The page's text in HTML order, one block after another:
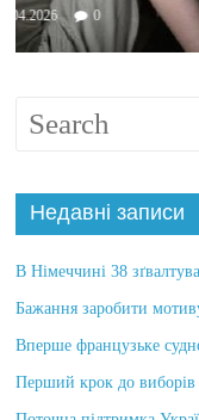
Недавні записи
В Німеччині 38
Бажання заробити
Вперше французьке
Перший крок до виборів